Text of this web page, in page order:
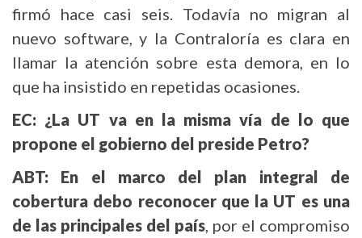
firmó hace casi seis. Todavía no migran al
nuevo software, y la Contraloría es clara en
llamar la atención sobre esta demora, en lo
que ha insistido en repetidas ocasiones.
EC: ¿La UT va en la misma vía de lo que
propone el gobierno del preside Petro?
ABT: En el marco del plan integral de
cobertura debo reconocer que la UT es una
de las principales del país , por el compromiso